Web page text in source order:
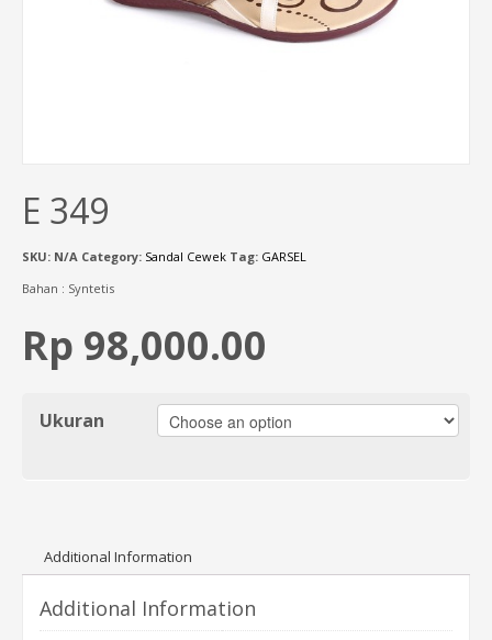
E 349
SKU: N/A Category: Sandal Cewek Tag: GARSEL
Bahan : Syntetis
Rp 98,000.00
Ukuran
Additional Information
Additional Information